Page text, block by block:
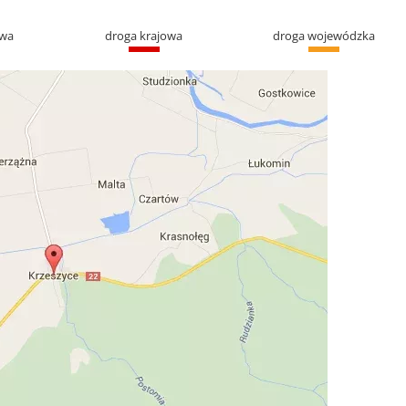
droga krajowa droga wojewódzka